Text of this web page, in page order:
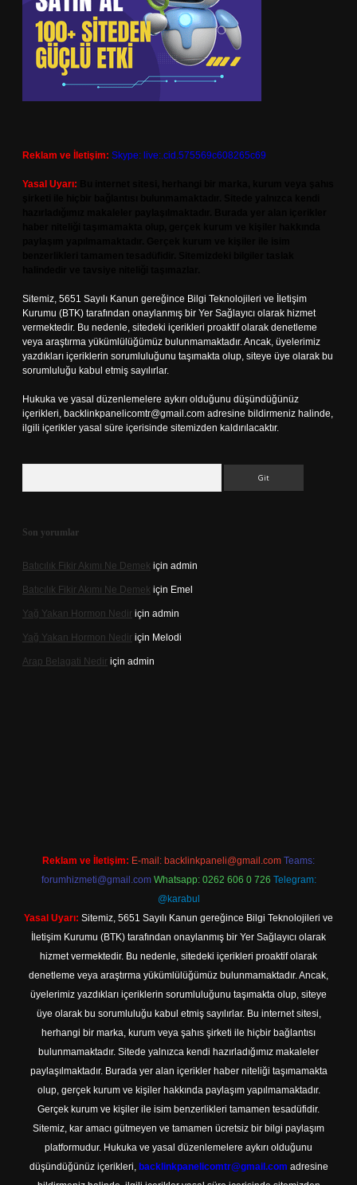
Reklam ve İletişim: Skype: live:.cid.575569c608265c69
Yasal Uyarı:
Sitemiz, 5651 Sayılı Kanun gereğince Bilgi Teknolojileri ve İletişim
Kurumu (BTK) tarafından onaylanmış bir Yer Sağlayıcı olarak hizmet
vermektedir. Bu nedenle, sitedeki içerikleri proaktif olarak denetleme
veya araştırma yükümlülüğümüz bulunmamaktadır. Ancak, üyelerimiz
yazdıkları içeriklerin sorumluluğunu taşımakta olup, siteye üye olarak bu
sorumluluğu kabul etmiş sayılırlar.
Hukuka ve yasal düzenlemelere aykırı olduğunu düşündüğünüz
içerikleri, backlinkpanelicomtr@gmail.com adresine bildirmeniz halinde,
ilgili içerikler yasal süre içerisinde sitemizden kaldırılacaktır.
Son yorumlar
Batıcılık Fikir Akımı Ne Demek için admin
Batıcılık Fikir Akımı Ne Demek için Emel
Yağ Yakan Hormon Nedir için admin
Yağ Yakan Hormon Nedir için Melodi
Arap Belagati Nedir için admin
Reklam ve İletişim: E-mail: backlinkpaneli@gmail.com Teams:
forumhizmeti@gmail.com Whatsapp: 0262 606 0 726 Telegram:
@karabul
Yasal Uyarı: Sitemiz, 5651 Sayılı Kanun gereğince Bilgi Teknolojileri ve
İletişim Kurumu (BTK) tarafından onaylanmış bir Yer Sağlayıcı olarak
hizmet vermektedir. Bu nedenle, sitedeki içerikleri proaktif olarak
denetleme veya araştırma yükümlülüğümüz bulunmamaktadır. Ancak,
üyelerimiz yazdıkları içeriklerin sorumluluğunu taşımakta olup, siteye
üye olarak bu sorumluluğu kabul etmiş sayılırlar. Bu internet sitesi,
herhangi bir marka, kurum veya şahıs şirketi ile hiçbir bağlantısı
bulunmamaktadır. Sitede yalnızca kendi hazırladığımız makaleler
paylaşılmaktadır. Burada yer alan içerikler haber niteliği taşımamakta
olup, gerçek kurum ve kişiler hakkında paylaşım yapılmamaktadır.
Gerçek kurum ve kişiler ile isim benzerlikleri tamamen tesadüfidir.
Sitemiz, kar amacı gütmeyen ve tamamen ücretsiz bir bilgi paylaşım
platformudur. Hukuka ve yasal düzenlemelere aykırı olduğunu
düşündüğünüz içerikleri, backlinkpanelicomtr@gmail.com adresine